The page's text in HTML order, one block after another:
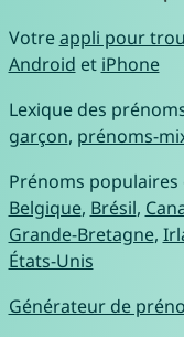
Votreappli pour
Android et iPhone
Lexique des
garçon, prénoms-
Prénoms populaires
Belgique, Brésil,
Grande-Bretagne,
États-Unis
Générateur de